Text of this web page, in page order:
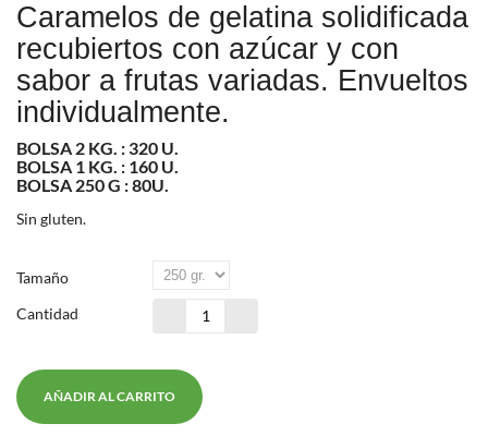
Caramelos de gelatina solidificada
recubiertos con azúcar y con
sabor a frutas variadas. Envueltos
individualmente.
BOLSA 2 KG. : 320 U.
BOLSA 1 KG. : 160 U.
BOLSA 250 G : 80U.
Sin gluten.
Tamaño
Cantidad
AÑADIR AL CARRITO